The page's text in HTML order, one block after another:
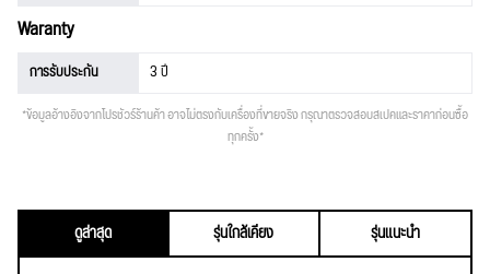
Waranty
การรับประกัน 3 ปี
*ข้อมูลอ้างอิงจากโปรชัวร์ร้านค้า อาจไม่ตรงกับเครื่องที่ขายจริง กรุณาตรวจสอบสเปคและราคาก่อนซื้อ
ทุกครั้ง*
ดูล่าสุด รุ่นใกล้เคียง
รุ่นแนะนำ